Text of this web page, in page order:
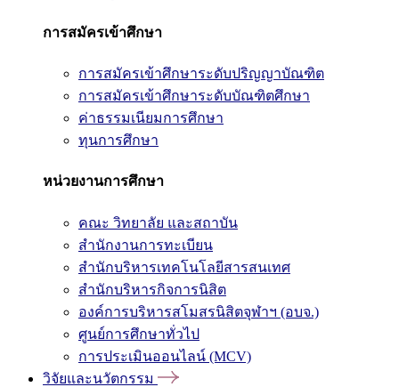
การสมัครเข้าศึกษา
การสมัครเข้าศึกษาระดับปริญญาบัณฑิต
การสมัครเข้าศึกษาระดับบัณฑิตศึกษา
ค่าธรรมเนียมการศึกษา
ทุนการศึกษา
หน่วยงานการศึกษา
คณะ วิทยาลัย และสถาบัน
สำนักงานการทะเบียน
สำนักบริหารเทคโนโลยีสารสนเทศ
สำนักบริหารกิจการนิสิต
องค์การบริหารสโมสรนิสิตจุฬาฯ (อบจ.)
ศูนย์การศึกษาทั่วไป
การประเมินออนไลน์ (MCV)
วิจัยและนวัตกรรม